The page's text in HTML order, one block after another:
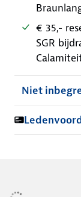
€ 35,-
SGR
Niet